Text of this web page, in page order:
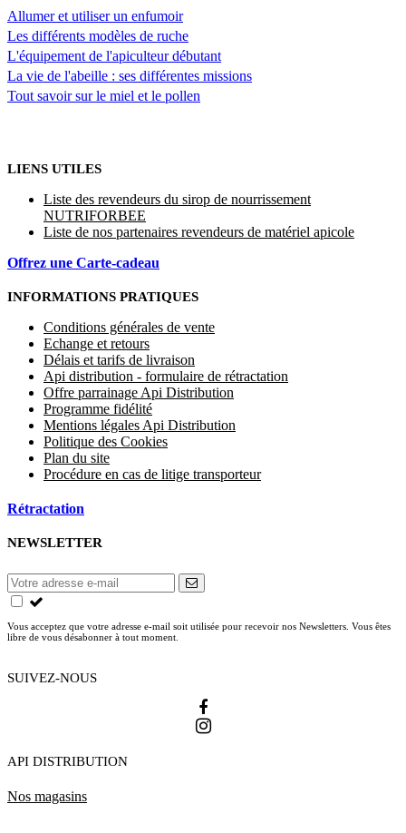
Allumer et utiliser un enfumoir
Les différents modèles de ruche
L'équipement de l'apiculteur débutant
La vie de l'abeille : ses différentes missions
Tout savoir sur le miel et le pollen
LIENS UTILES
Liste des revendeurs du sirop de nourrissement
NUTRIFORBEE
Liste de nos partenaires revendeurs de matériel apicole
Offrez une Carte-cadeau
INFORMATIONS PRATIQUES
Conditions générales de vente
Echange et retours
Délais et tarifs de livraison
Api distribution - formulaire de rétractation
Offre parrainage Api Distribution
Programme fidélité
Mentions légales Api Distribution
Politique des Cookies
Plan du site
Procédure en cas de litige transporteur
Rétractation
NEWSLETTER
Vous acceptez que votre adresse e-mail soit utilisée pour recevoir nos Newsletters. Vous êtes
libre de vous désabonner à tout moment.
SUIVEZ-NOUS
API DISTRIBUTION
Nos magasins